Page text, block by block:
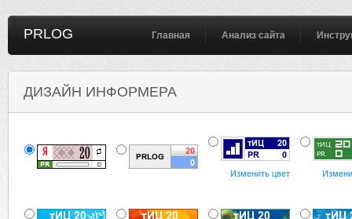
PRLOG Главная Анализ сайта
ДИЗАЙН ИНФОРМЕРА
Изменить цвет